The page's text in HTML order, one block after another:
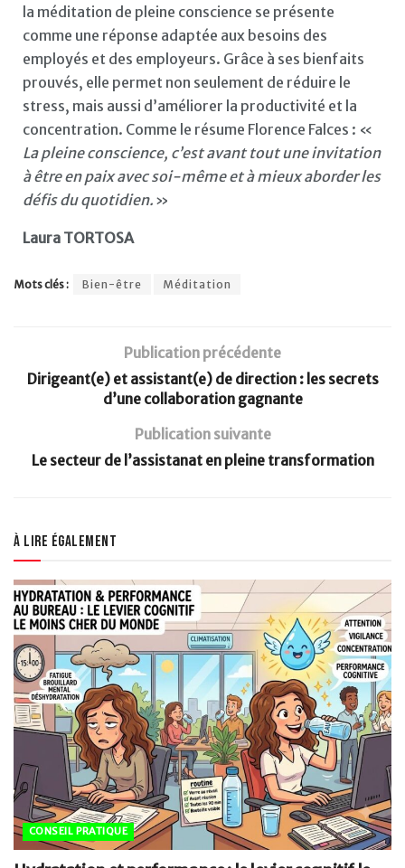
la méditation de pleine conscience se présente
comme une réponse adaptée aux besoins des
employés et des employeurs. Grâce à ses bienfaits
prouvés, elle permet non seulement de réduire le
stress, mais aussi d’améliorer la productivité et la
concentration. Comme le résume Florence Falces : «
La pleine conscience, c’est avant tout une invitation
à être en paix avec soi-même et à mieux aborder les
défis du quotidien. »
Laura TORTOSA
Mots clés : Bien-être Méditation
Publication précédente
Dirigeant(e) et assistant(e) de direction : les secrets
d’une collaboration gagnante
Publication suivante
Le secteur de l’assistanat en pleine transformation
À lire également
CONSEIL PRATIQUE